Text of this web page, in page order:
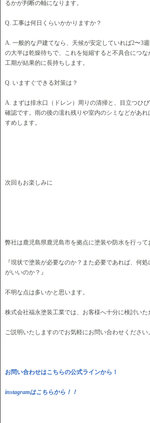
るかが判断の軸になります。
Q. 工事は何日くらいかかりますか？
A. 一般的な戸建てなら、天候が安定していれば2〜3
の大半は乾燥待ちで、これを短縮すると不具合につ
工期が結果的に長持ちします。
Q. いますぐできる対策は？
A. まずは排水口（ドレン）周りの清掃と、目立つひ
確認です。雨の後の濡れ残りや室内のシミなどがあ
すめします。
次回もお楽しみに
弊社は鹿児島県鹿児島市を拠点に塗装や防水を行って
『現状で塗装が必要なのか？また必要であれば、何
がいいのか？』
不明な点は多いかと思います。
株式会社福永塗装工業では、お客様へ十分に検討いた
ご説明いたしますのでお気軽にお問い合わせください。
お問い合わせはこちらの公式ラインから！
instagramはこちらから！！